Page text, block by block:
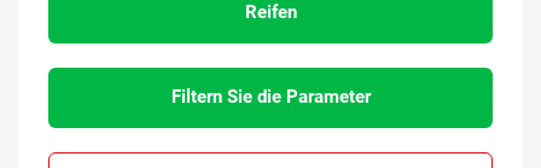
Reifen
Filtern Sie die Parameter